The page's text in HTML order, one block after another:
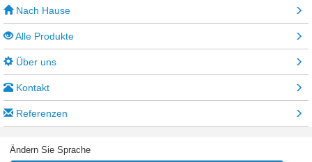
Nach Hause
Alle Produkte
Über uns
Kontakt
Referenzen
Ändern Sie Sprache